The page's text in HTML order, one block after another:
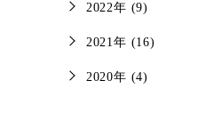
2022年 (9)
2021年 (16)
2020年 (4)